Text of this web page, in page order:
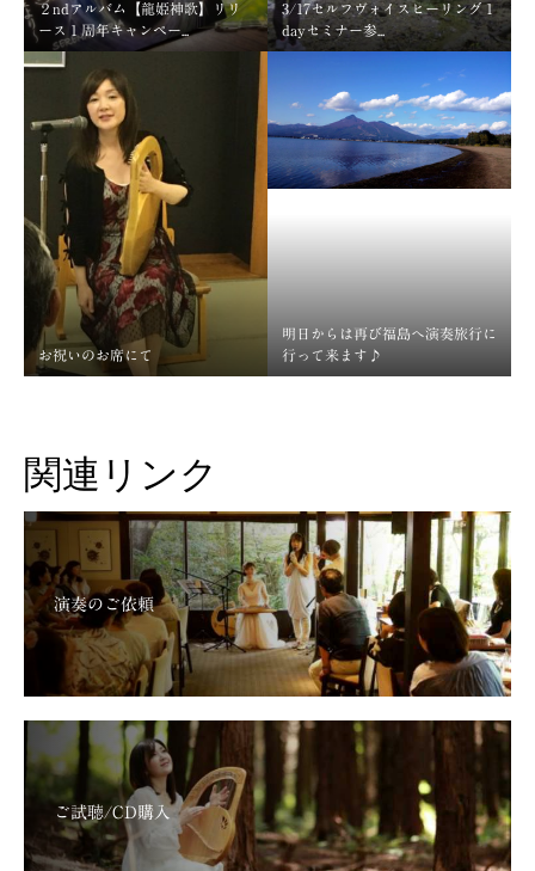
２ndアルバム【龍姫神歌】リリ
ース１周年キャンペー...
3/17セルフヴォイスヒーリング１
dayセミナー参...
お祝いのお席にて
明日からは再び福島へ演奏旅行に
行って来ます♪
関連リンク
演奏のご依頼
ご試聴/CD購入